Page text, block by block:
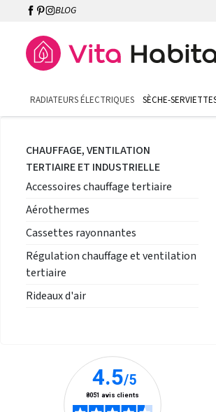
BLOG
RADIATEURS ÉLECTRIQUES SÈCHE-
CHAUFFAGE, VENTILATION
TERTIAIRE ET INDUSTRIELLE
Accessoires chauffage tertiaire
Aérothermes
Cassettes rayonnantes
Régulation chauffage et ventilation
tertiaire
Rideaux d'air